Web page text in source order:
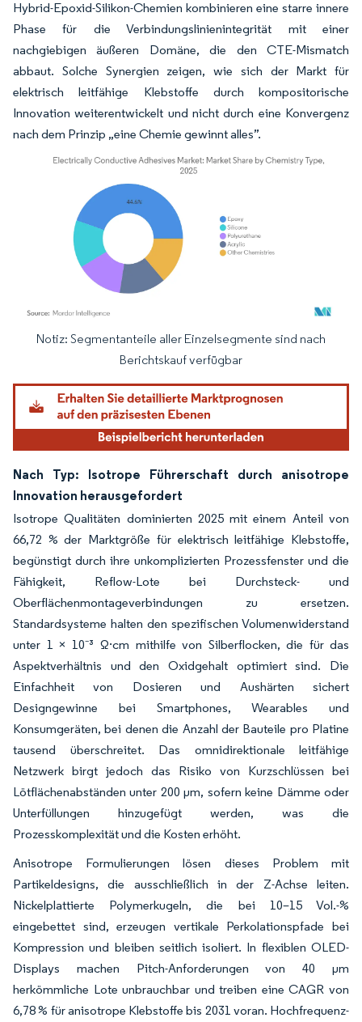
Hybrid-Epoxid-Silikon-Chemien kombinieren eine starre innere
Phase für die Verbindungslinienintegrität mit einer
nachgiebigen äußeren Domäne, die den CTE-Mismatch
abbaut. Solche Synergien zeigen, wie sich der Markt für
elektrisch leitfähige Klebstoffe durch kompositorische
Innovation weiterentwickelt und nicht durch eine Konvergenz
nach dem Prinzip „eine Chemie gewinnt alles”.
Bild © Mordor Intelligence. Wiederverwendung erfordert Namensnennung
Notiz: Segmentanteile aller Einzelsegmente sind nach
Berichtskauf verfügbar
Nach Typ: Isotrope Führerschaft durch anisotrope
Innovation herausgefordert
Isotrope Qualitäten dominierten 2025 mit einem Anteil von
66,72 % der Marktgröße für elektrisch leitfähige Klebstoffe,
begünstigt durch ihre unkomplizierten Prozessfenster und die
Fähigkeit, Reflow-Lote bei Durchsteck- und
Oberflächenmontageverbindungen zu ersetzen.
Standardsysteme halten den spezifischen Volumenwiderstand
unter 1 × 10⁻³ Ω·cm mithilfe von Silberflocken, die für das
Aspektverhältnis und den Oxidgehalt optimiert sind. Die
Einfachheit von Dosieren und Aushärten sichert
Designgewinne bei Smartphones, Wearables und
Konsumgeräten, bei denen die Anzahl der Bauteile pro Platine
tausend überschreitet. Das omnidirektionale leitfähige
Netzwerk birgt jedoch das Risiko von Kurzschlüssen bei
Lötflächenabständen unter 200 µm, sofern keine Dämme oder
Unterfüllungen hinzugefügt werden, was die
Prozesskomplexität und die Kosten erhöht.
Anisotrope Formulierungen lösen dieses Problem mit
Partikeldesigns, die ausschließlich in der Z-Achse leiten.
Nickelplattierte Polymerkugeln, die bei 10–15 Vol.-%
eingebettet sind, erzeugen vertikale Perkolationspfade bei
Kompression und bleiben seitlich isoliert. In flexiblen OLED-
Displays machen Pitch-Anforderungen von 40 µm
herkömmliche Lote unbrauchbar und treiben eine CAGR von
6,78 % für anisotrope Klebstoffe bis 2031 voran. Hochfrequenz-